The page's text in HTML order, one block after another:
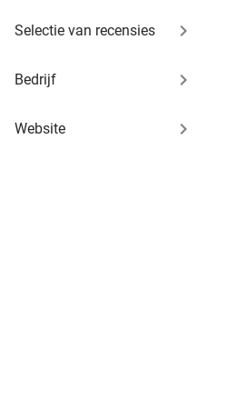
Selectie van recensies keyboard_arrow_right
Bedrijf keyboard_arrow_right
Website keyboard_arrow_right